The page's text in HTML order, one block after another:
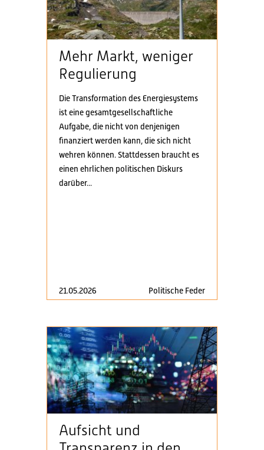
Mehr Markt, weniger
Regulierung
Die Transformation des Energiesystems
ist eine gesamtgesellschaftliche
Aufgabe, die nicht von denjenigen
finanziert werden kann, die sich nicht
wehren können. Stattdessen braucht es
einen ehrlichen politischen Diskurs
darüber...
21.05.2026 Politische Feder
Aufsicht und